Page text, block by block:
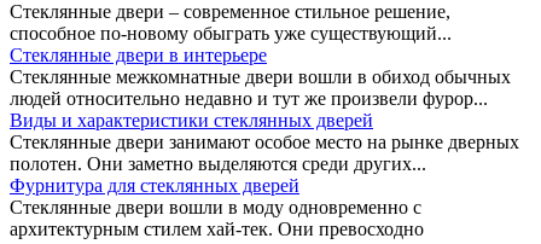
Стеклянные двери – современное стильное решение,
способное по-новому обыграть уже существующий...
Стеклянные двери в интерьере
Стеклянные межкомнатные двери вошли в обиход обычных
людей относительно недавно и тут же произвели фурор...
Виды и характеристики стеклянных дверей
Стеклянные двери занимают особое место на рынке дверных
полотен. Они заметно выделяются среди других...
Фурнитура для стеклянных дверей
Стеклянные двери вошли в моду одновременно с
архитектурным стилем хай-тек. Они превосходно